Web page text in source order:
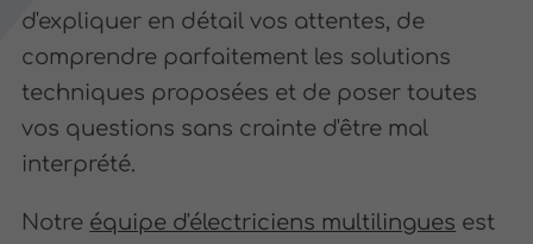
d'expliquer en détail vos attentes, de
comprendre parfaitement les solutions
techniques proposées et de poser toutes
vos questions sans crainte d'être mal
interprété.
Notre équipe d'électriciens multilingues est